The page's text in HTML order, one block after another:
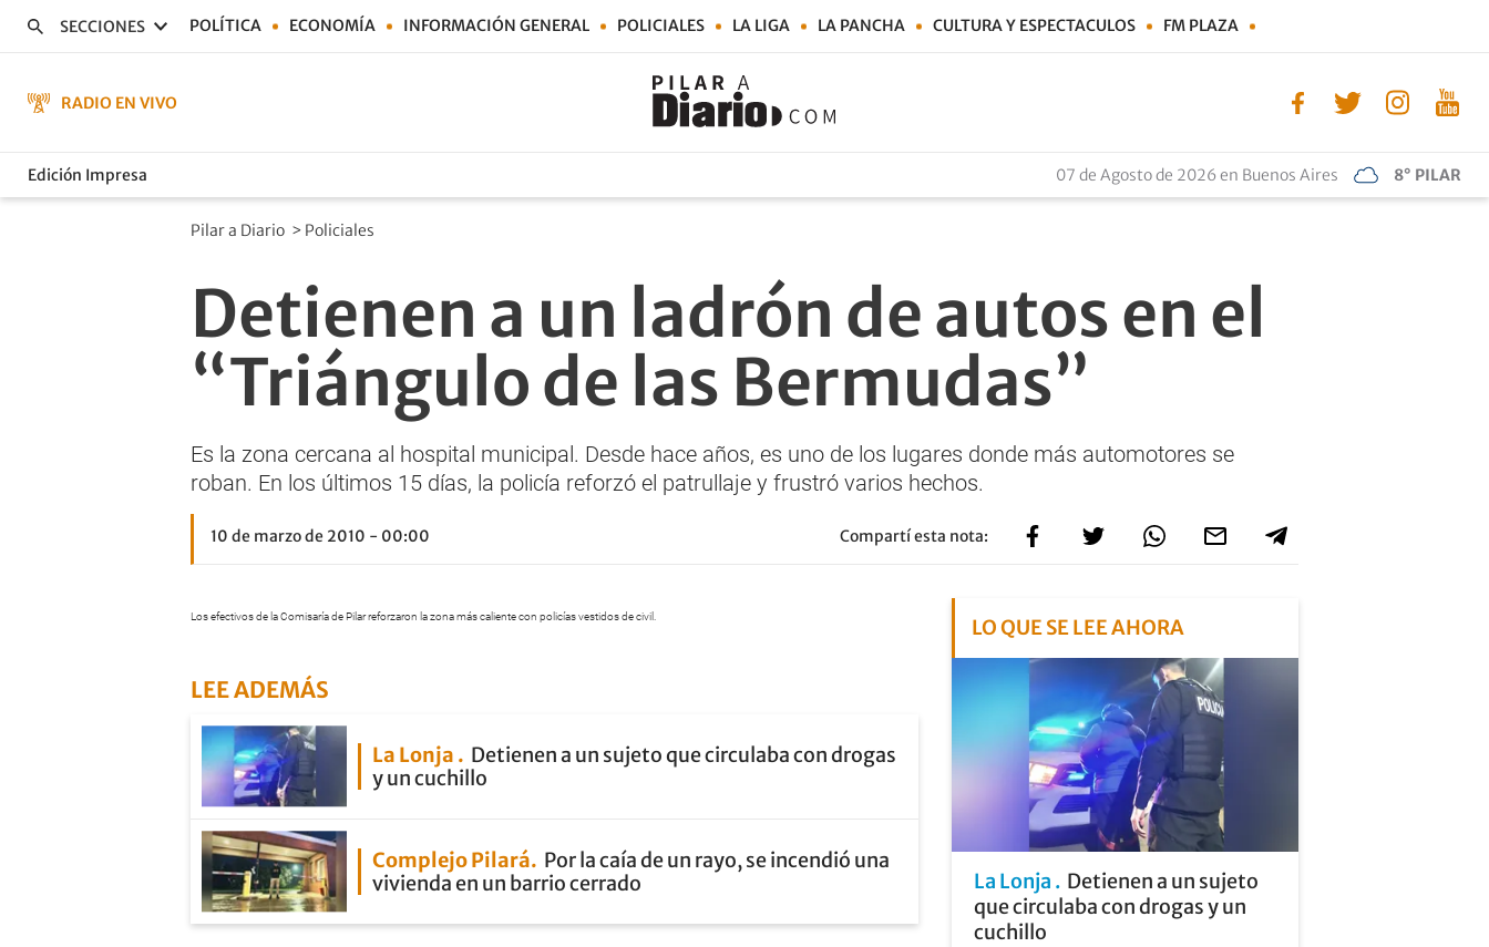
SECCIONES POLÍTICA ECONOMÍA INFORMACIÓN GENERAL POLICIALES LA LIGA LA PANCHA CULTURA Y ESPECTACULOS FM PLAZA
RADIO EN VIVO
Edición Impresa 07 de Agosto de 2026 en Buenos Aires 8° PILAR
Pilar a Diario > Policiales
Detienen a un ladrón de autos en el
“Triángulo de las Bermudas”
Es la zona cercana al hospital municipal. Desde hace años, es uno de los lugares donde más automotores se
roban. En los últimos 15 días, la policía reforzó el patrullaje y frustró varios hechos.
10 de marzo de 2010 - 00:00 Compartí esta nota:
Los efectivos de la Comisaría de Pilar reforzaron la zona más caliente con policías vestidos de civil.
LEE ADEMÁS
La Lonja
Detienen a un sujeto que circulaba con drogas
y un cuchillo
Complejo Pilará
Por la caía de un rayo, se incendió una
vivienda en un barrio cerrado
LO QUE SE LEE AHORA
La Lonja
Detienen a un sujeto
que circulaba con drogas y un
cuchillo